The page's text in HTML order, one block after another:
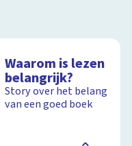
Waarom is lezen
belangrijk?
Story over het belang
van een goed boek